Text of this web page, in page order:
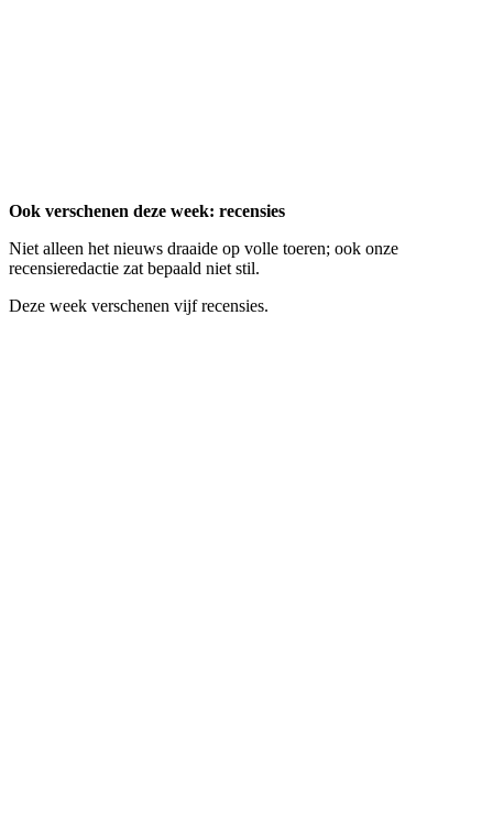
Ook verschenen deze week: recensies
Niet alleen het nieuws draaide op volle toeren; ook onze
recensieredactie zat bepaald niet stil.
Deze week verschenen vijf recensies.